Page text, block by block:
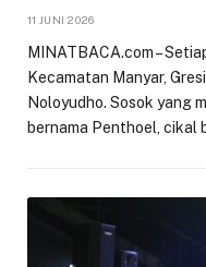
11 JUNI 2026
MINATBACA.com –
Kecamatan Manyar,
Noloyudho. Sosok yang
bernama Penthoel, cikal